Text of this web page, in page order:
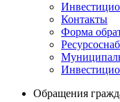
Контакты
Форма
Обращения